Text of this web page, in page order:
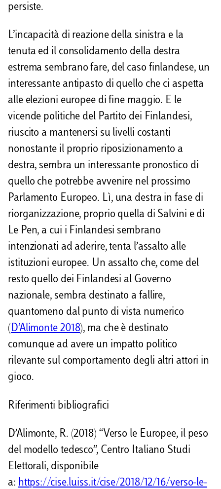
persiste.
L’incapacità di reazione della sinistra e la
tenuta ed il consolidamento della destra
estrema sembrano fare, del caso finlandese, un
interessante antipasto di quello che ci aspetta
alle elezioni europee di fine maggio. E le
vicende politiche del Partito dei Finlandesi,
riuscito a mantenersi su livelli costanti
nonostante il proprio riposizionamento a
destra, sembra un interessante pronostico di
quello che potrebbe avvenire nel prossimo
Parlamento Europeo. Lì, una destra in fase di
riorganizzazione, proprio quella di Salvini e di
Le Pen, a cui i Finlandesi sembrano
intenzionati ad aderire, tenta l’assalto alle
istituzioni europee. Un assalto che, come del
resto quello dei Finlandesi al Governo
nazionale, sembra destinato a fallire,
quantomeno dal punto di vista numerico
(D’Alimonte 2018), ma che è destinato
comunque ad avere un impatto politico
rilevante sul comportamento degli altri attori in
gioco.
Riferimenti bibliografici
D’Alimonte, R. (2018) “Verso le Europee, il peso
del modello tedesco”, Centro Italiano Studi
Elettorali, disponibile
a: https://cise.luiss.it/cise/2018/12/16/verso-le-